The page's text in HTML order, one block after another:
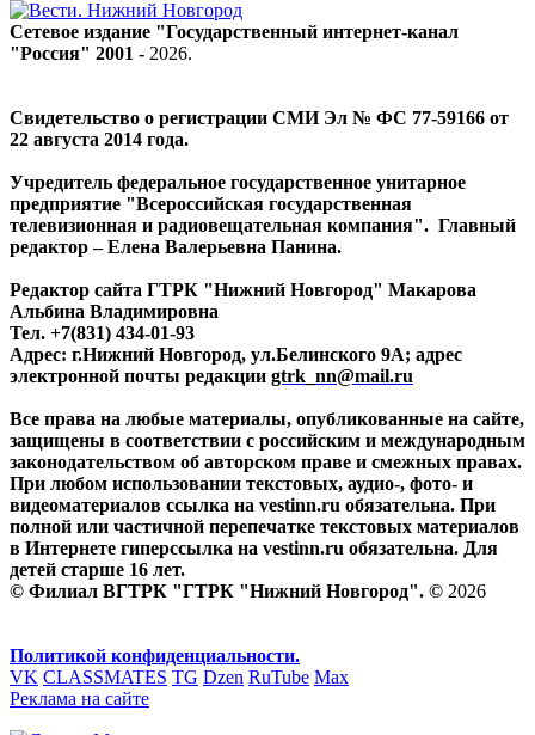
Сетевое издание "Государственный интернет-канал
"Россия" 2001 - 2026.
Свидетельство о регистрации СМИ Эл № ФС 77-59166 от
22 августа 2014 года.
Учредитель федеральное государственное унитарное
предприятие "Всероссийская государственная
телевизионная и радиовещательная компания". Главный
редактор – Елена Валерьевна Панина.
Редактор сайта ГТРК "Нижний Новгород" Макарова
Альбина Владимировна
Тел. +7(831) 434-01-93
Адрес: г.Нижний Новгород, ул.Белинского 9А; адрес
электронной почты редакции gtrk_nn@mail.ru
Все права на любые материалы, опубликованные на сайте,
защищены в соответствии с российским и международным
законодательством об авторском праве и смежных правах.
При любом использовании текстовых, аудио-, фото- и
видеоматериалов ссылка на vestinn.ru обязательна. При
полной или частичной перепечатке текстовых материалов
в Интернете гиперссылка на vestinn.ru обязательна. Для
детей старше 16 лет.
© Филиал ВГТРК "ГТРК "Нижний Новгород". © 2026
Политикой конфиденциальности.
VK CLASSMATES TG Dzen RuTube Max
Реклама на сайте